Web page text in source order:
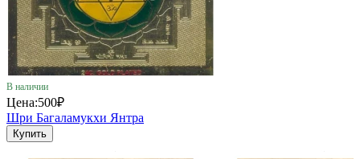
В наличии
Цена:500₽
Шри Багаламукхи Янтра
Купить